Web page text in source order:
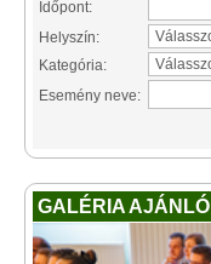
Időpont:
Helyszín:
Kategória:
Esemény neve:
GALÉRIA AJÁNLÓ